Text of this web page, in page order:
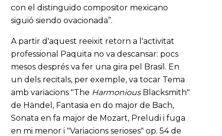
con el distinguido compositor mexicano
siguió siendo ovacionada”.
A partir d'aquest reeixit retorn a l'activitat
professional Paquita no va descansar: pocs
mesos després va fer una gira pel Brasil. En
un dels recitals, per exemple, va tocar Tema
amb variacions "The HarmoniousBlacksmith"
de Händel, Fantasia en do major de Bach,
Sonata en fa major de Mozart, Preludi i fuga
en mi menor i "Variacions serioses" op. 54 de